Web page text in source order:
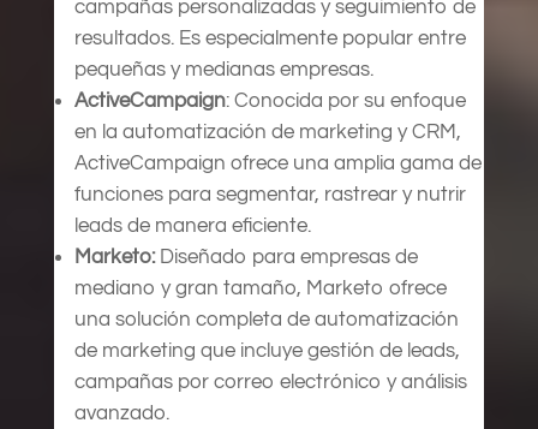
campañas personalizadas y seguimiento de
resultados. Es especialmente popular entre
pequeñas y medianas empresas.
ActiveCampaign: Conocida por su enfoque
en la automatización de marketing y CRM,
ActiveCampaign ofrece una amplia gama de
funciones para segmentar, rastrear y nutrir
leads de manera eficiente.
Marketo:Diseñado para empresas de
mediano y gran tamaño, Marketo ofrece
una solución completa de automatización
de marketing que incluye gestión de leads,
campañas por correo electrónico y análisis
avanzado.